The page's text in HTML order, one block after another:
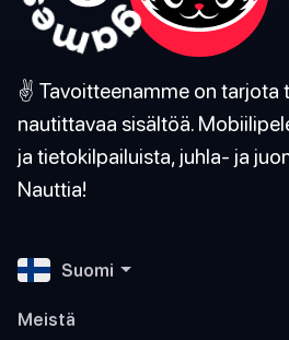
✌️ Tavoitteenamme on tarjota
nautittavaa sisältöä.
ja tietokilpailuista, juhla- ja
Nauttia!
Suomi
Meistä